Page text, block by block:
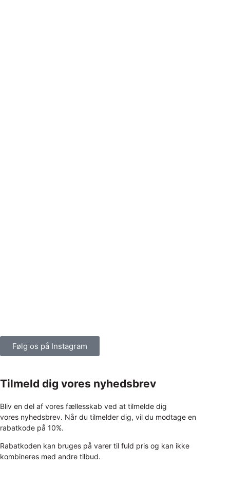
Følg os på Instagram
Tilmeld dig vores nyhedsbrev
Bliv en del af vores fællesskab ved at tilmelde dig
vores nyhedsbrev. Når du tilmelder dig, vil du modtage en
rabatkode på 10%.
Rabatkoden kan bruges på varer til fuld pris og kan ikke
kombineres med andre tilbud.